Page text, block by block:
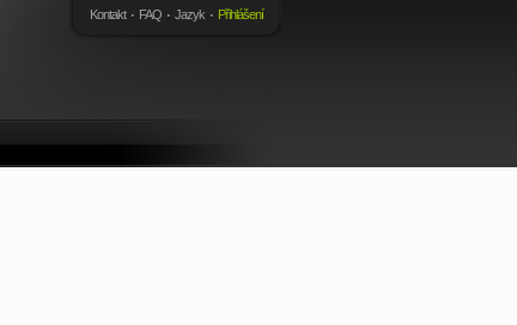
Kontakt FAQ Jazyk Přihlášení